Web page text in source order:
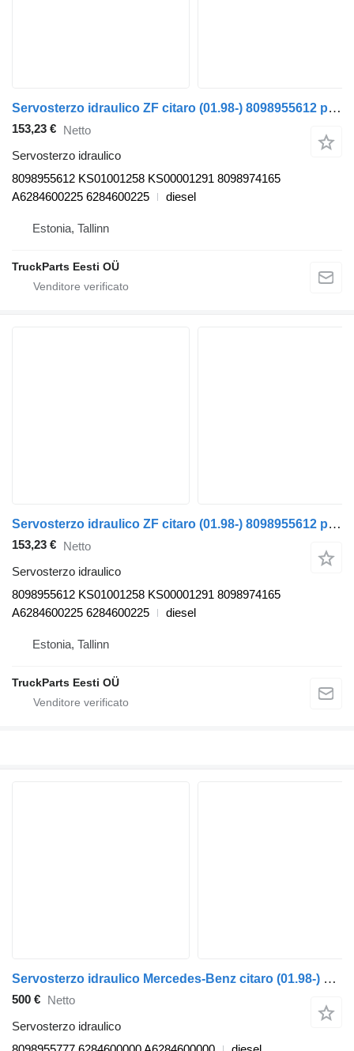
Servosterzo idraulico ZF citaro (01.98-) 8098955612 per autobus Mercedes-Benz Bus II (1996-)
153,23 € Netto
Servosterzo idraulico
8098955612 KS01001258 KS00001291 8098974165
A6284600225 6284600225
diesel
Estonia, Tallinn
TruckParts Eesti OÜ
Servosterzo idraulico ZF citaro (01.98-) 8098955612 per autobus Mercedes-Benz Bus II (1996-)
153,23 € Netto
Servosterzo idraulico
8098955612 KS01001258 KS00001291 8098974165
A6284600225 6284600225
diesel
Estonia, Tallinn
TruckParts Eesti OÜ
Servosterzo idraulico Mercedes-Benz citaro (01.98-) 8098955777 per autobus Mercedes-Benz Bus II (1996-)
500 € Netto
Servosterzo idraulico